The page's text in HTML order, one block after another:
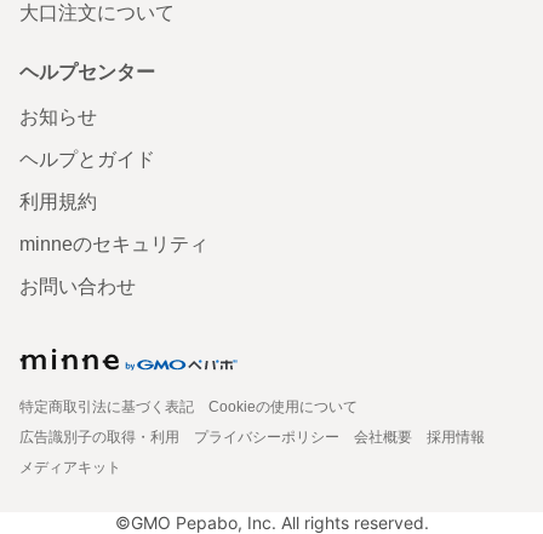
大口注文について
ヘルプセンター
お知らせ
ヘルプとガイド
利用規約
minneのセキュリティ
お問い合わせ
特定商取引法に基づく表記
Cookieの使用について
広告識別子の取得・利用
プライバシーポリシー 会社概要
採用情報
メディアキット
©GMO Pepabo, Inc. All rights reserved.